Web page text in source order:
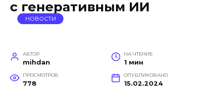
с генеративным ИИ
НОВОСТИ
АВТОР
mihdan
НА ЧТЕНИЕ
1 мин
ПРОСМОТРОВ
778
ОПУБЛИКОВАНО
15.02.2024